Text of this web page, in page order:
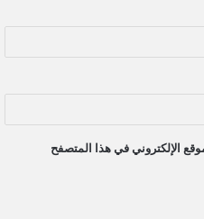
الإلكتروني في هذا المتصفح